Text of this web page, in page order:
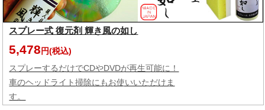
スプレー式 復元剤 輝き風の如し
5,478円(税込)
スプレーするだけでCDやDVDが再生可能に！
車のヘッドライト掃除にもお使いいただけま
す。